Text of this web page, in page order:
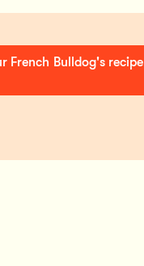
French Bulldog's recipe